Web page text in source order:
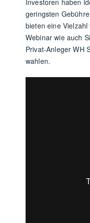
Investoren haben
geringsten
bieten eine
Webinar wie auch
Privat-Anleger WH
wahlen.